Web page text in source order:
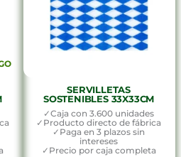
SERVILLETAS
SOSTENIBLES 33X33CM
✓Caja con 3.600 unidades
✓Producto directo de fábrica
✓Paga en 3 plazos sin
intereses
✓Precio por caja completa